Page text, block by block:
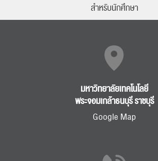
สำหรับนักศึกษา
มหาวิทยาลัยเทคโนโลยี
พระจอมเกล้าธนบุรี ราชบุรี
Google Map